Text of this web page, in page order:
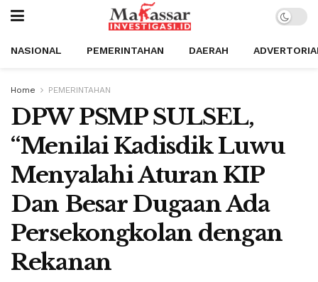
NASIONAL PEMERINTAHAN DAERAH
Home PEMERINTAHAN
DPW PSMP SULSEL,
“Menilai Kadisdik Luwu
Menyalahi Aturan KIP
Dan Besar Dugaan Ada
Persekongkolan dengan
Rekanan